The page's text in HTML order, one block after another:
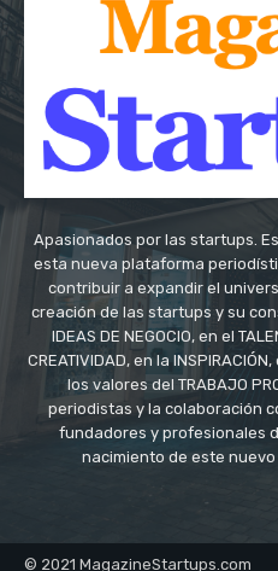
Apasionados por las startups.
esta nueva plataforma
contribuir a expandir el
creación de las startups y su
IDEAS DE NEGOCIO, en el
CREATIVIDAD, en la
los valores del TRABAJO
periodistas y la colaboración
fundadores y profesionales
nacimiento de este nuevo
© 2021 MagazineStartups.com